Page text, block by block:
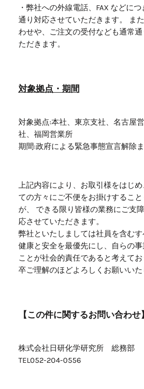
・弊社への外線電話、FAX などに
通り対応させていただきます。 ま
わせや、ご注文の受付なども通常
ただきます。
対象拠点・期間
対象拠点:本社、東京支社、名古屋
社、福岡営業所
期間:政府による緊急事態宣言解除
上記内容により、お取引様をはじ
ての方々にご不便をお掛けするこ
が、 できる限り皆様の業務にご支
応させていただきます。
弊社といたしましては社員を含む
健康と安全を最優先にし、自らの
ことが社会的責任であると考えて
卒ご理解のほどよろしくお願いいた
【この件に関するお問い合わせ】
株式会社日研化学研究所 総務部
TEL052-204-0556